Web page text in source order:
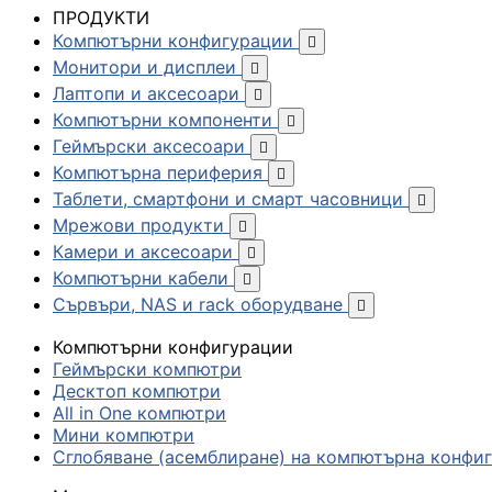
ПРОДУКТИ
Компютърни конфигурации

Монитори и дисплеи 
Лаптопи и аксесоари 
Компютърни компоненти 
Геймърски аксесоари 
Компютърна периферия 
Таблети, смартфони и смарт часовници 
Мрежови продукти 
Камери и аксесоари 
Компютърни кабели 
Сървъри, NAS и rack оборудване 
Компютърни конфигурации
Геймърски компютри
Десктоп компютри
All in One компютри
Мини компютри
Сглобяване (асемблиране) на компютърна